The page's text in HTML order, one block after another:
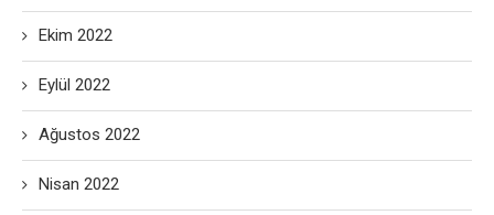
Ekim 2022
Eylül 2022
Ağustos 2022
Nisan 2022